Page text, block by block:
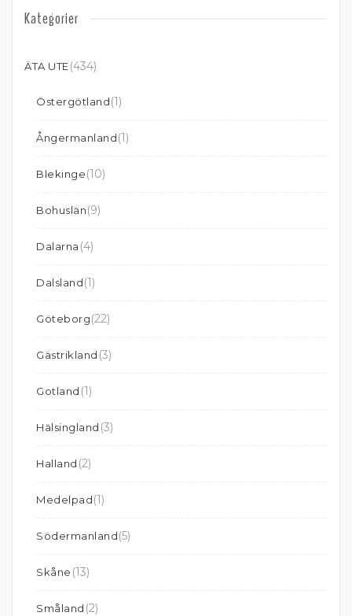
Kategorier
ÄTA UTE(434)
Östergötland(1)
Ångermanland(1)
Blekinge(10)
Bohuslän(9)
Dalarna (4)
Dalsland(1)
Göteborg(22)
Gästrikland (3)
Gotland (1)
Hälsingland (3)
Halland (2)
Medelpad(1)
Södermanland(5)
Skåne (13)
Småland (2)